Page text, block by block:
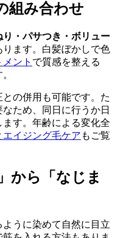
組み合わせ
り・パサつき・ボリュー
ます。白髪ぼかしで色
ント で質感を整える
の併用も可能です。た
ため、同日に行うか日
す。年齢による変化全
エイジング毛ケア もご覧
から「なじま
うに染めて自然に目立